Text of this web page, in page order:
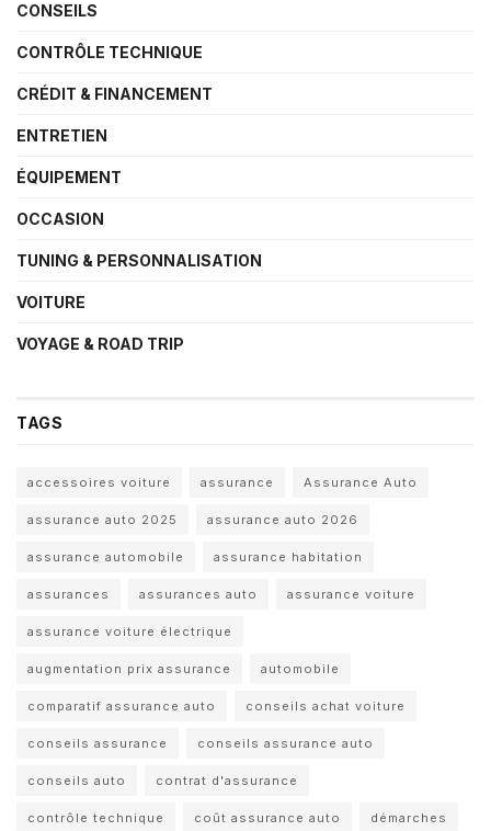
CONSEILS
CONTRÔLE TECHNIQUE
CRÉDIT & FINANCEMENT
ENTRETIEN
ÉQUIPEMENT
OCCASION
TUNING & PERSONNALISATION
VOITURE
VOYAGE & ROAD TRIP
TAGS
accessoires voiture assurance Assurance Auto
assurance auto 2025 assurance auto 2026
assurance automobile assurance habitation
assurances assurances auto assurance voiture
assurance voiture électrique
augmentation prix assurance automobile
comparatif assurance auto conseils achat voiture
conseils assurance conseils assurance auto
conseils auto contrat d'assurance
contrôle technique coût assurance auto démarches